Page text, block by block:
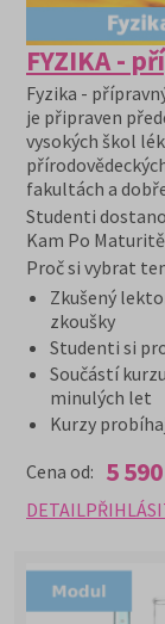
FYZIKA -
Fyzika -
je připraven
vysokých škol
fakultách a
Studenti
Kam Po
Proč si vybrat
Zkušený
zkoušky
Studenti si
Součástí
minulých let
Kurzy
Cena od: 5
DETAIL